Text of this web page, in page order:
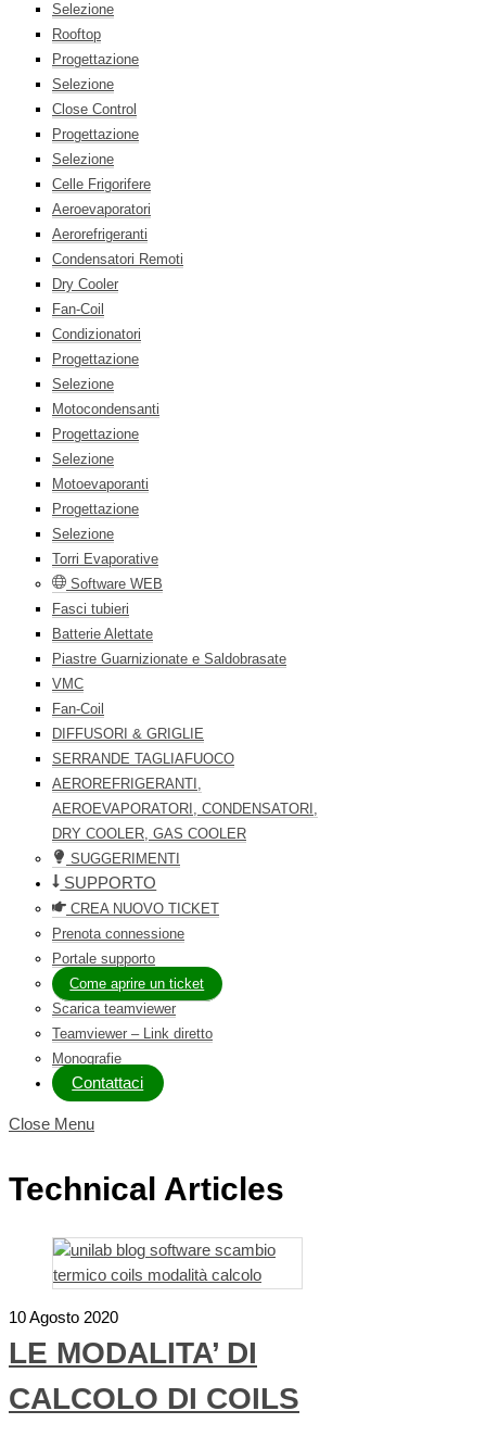
Selezione
Rooftop
Progettazione
Selezione
Close Control
Progettazione
Selezione
Celle Frigorifere
Aeroevaporatori
Aerorefrigeranti
Condensatori Remoti
Dry Cooler
Fan-Coil
Condizionatori
Progettazione
Selezione
Motocondensanti
Progettazione
Selezione
Motoevaporanti
Progettazione
Selezione
Torri Evaporative
Software WEB
Fasci tubieri
Batterie Alettate
Piastre Guarnizionate e Saldobrasate
VMC
Fan-Coil
DIFFUSORI & GRIGLIE
SERRANDE TAGLIAFUOCO
AEROREFRIGERANTI,
AEROEVAPORATORI, CONDENSATORI,
DRY COOLER, GAS COOLER
SUGGERIMENTI
SUPPORTO
CREA NUOVO TICKET
Prenota connessione
Portale supporto
Come aprire un ticket
Scarica teamviewer
Teamviewer – Link diretto
Monografie
Contattaci
Close Menu
Technical Articles
10 Agosto 2020
LE MODALITA’ DI
CALCOLO DI COILS